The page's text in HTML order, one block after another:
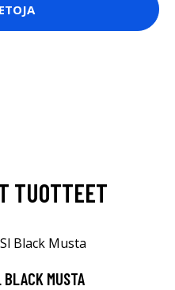
TUOTTEET
BLACK MUSTA